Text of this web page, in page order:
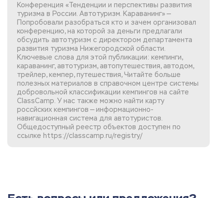
Конференция «Тенденции и перспективы развития
туризма в России. Автотуризм. Караванинг» —
Попробовали разобраться кто и зачем организовал
конференцию, на которой за деньги предлагали
обсудить автотуризм с директором департамента
развития туризма Нижегородской области.
Ключевые слова для этой публикации: кемпинги,
караванинг, автотуризм, автопутешествия, автодом,
трейлер, кемпер, путешествия, Читайте больше
полезных материалов в справочном центре системы
добровольной классификации кемпингов на сайте
ClassCamp. У нас также можно найти карту
россйских кемпингов — информационно-
навигационная система для автотуристов.
Общедоступный реестр объектов доступен по
ссылке https://classcamp.ru/registry/